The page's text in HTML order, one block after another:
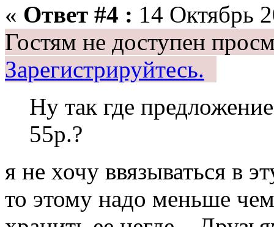
« Ответ #4 : 14 Октябрь
Гостям не доступен
Зарегистрируйтесь.
Ну так где
55р.?
я не хочу ввязываться в
то этому надо меньше